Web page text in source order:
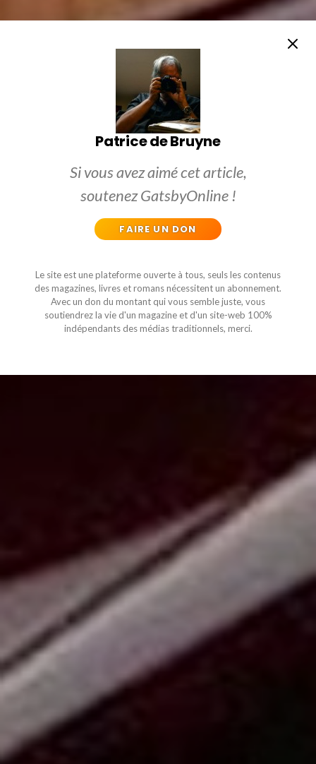
Patrice de Bruyne
Si vous avez aimé cet article,
soutenez GatsbyOnline !
FAIRE UN DON
Le site est une plateforme ouverte à tous, seuls les contenus
des magazines, livres et romans nécessitent un abonnement.
Avec un don du montant qui vous semble juste, vous
soutiendrez la vie d'un magazine et d'un site-web 100%
indépendants des médias traditionnels, merci.